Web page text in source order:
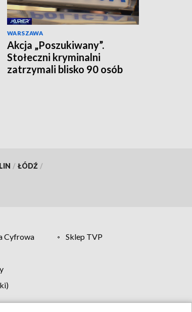
WARSZAWA
Akcja „Poszukiwany”.
Stołeczni kryminalni
zatrzymali blisko 90 osób
/ ŁÓDŹ /
Cyfrowa
Sklep TVP